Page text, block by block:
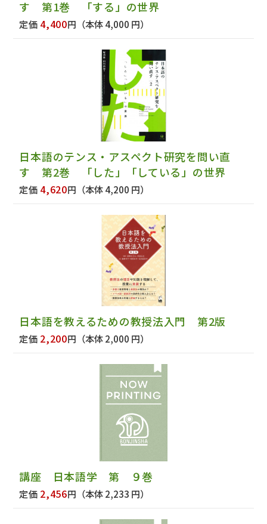
す 第1巻 「する」の世界
定価 4,400円 （本体 4,000 円）
日本語のテンス・アスペクト研究を問い直
す 第2巻 「した」「している」の世界
定価 4,620円 （本体 4,200 円）
日本語を教えるための教授法入門 第2版
定価 2,200円 （本体 2,000 円）
講座 日本語学 第 ９巻
定価 2,456円 （本体 2,233 円）